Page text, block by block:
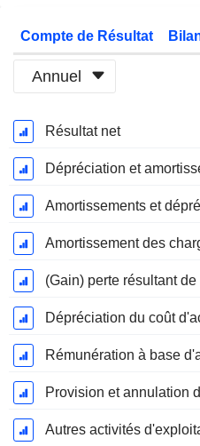
Compte de Résultat
Annuel
Période
Fiscale:
Décembre
Résultat net
Dépréciation et
Amortissements et
(Gain) perte résultant
Rémunération à base
Autres activités